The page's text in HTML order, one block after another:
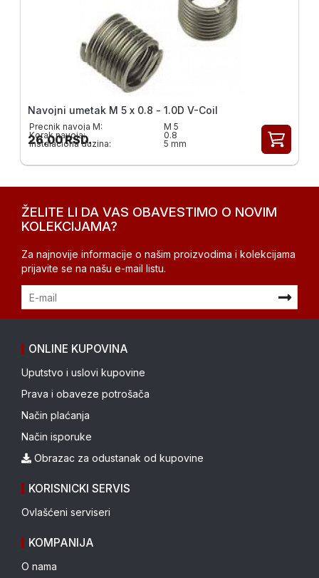
Navojni umetak M 5 x 0.8 - 1.0D V-Coil
Precnik navoja M:
M 5
Korak navoja:
0.8
Instalaciona duzina:
5 mm
26,00RSD.
ŽELITE LI DA VAS OBAVESTIMO O NOVIM
KOLEKCIJAMA?
Za najnovije informacije o našim proizvodima i kolekcijama
prijavite se na našu e-mail listu.
ONLINE KUPOVINA
Uputstvo i uslovi kupovine
Prava i obaveze potrošača
Način plaćanja
Način isporuke
Obrazac za odustanak od kupovine
KORISNICKI SERVIS
Ovlašćeni serviseri
KOMPANIJA
O nama